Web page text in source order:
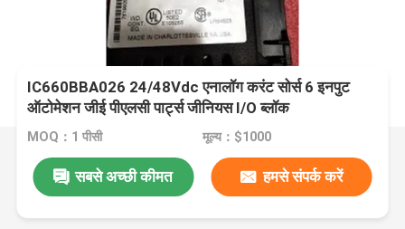
IC660BBA026 24/48Vdc एनालॉग करंट सोर्स 6 इनपुट
ऑटोमेशन जीई पीएलसी पार्ट्स जीनियस I/O ब्लॉक
MOQ：1 पीसी मूल्य：$1000
सबसे अच्छी कीमत हमसे संपर्क करें